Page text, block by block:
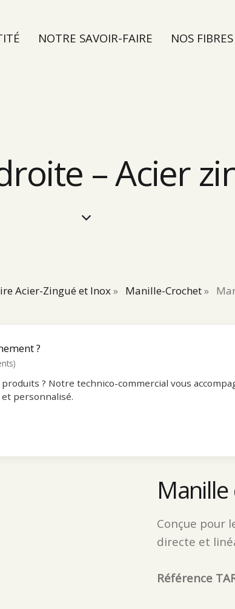
NOTRE SAVOIR-FAIRE NOS FIBRES
– Acier
Acier-Zingué et Inox» Manille-Crochet»
?
? Notre technico-commercial vous
personnalisé.
Manille
Conçue pour
directe et
Référence